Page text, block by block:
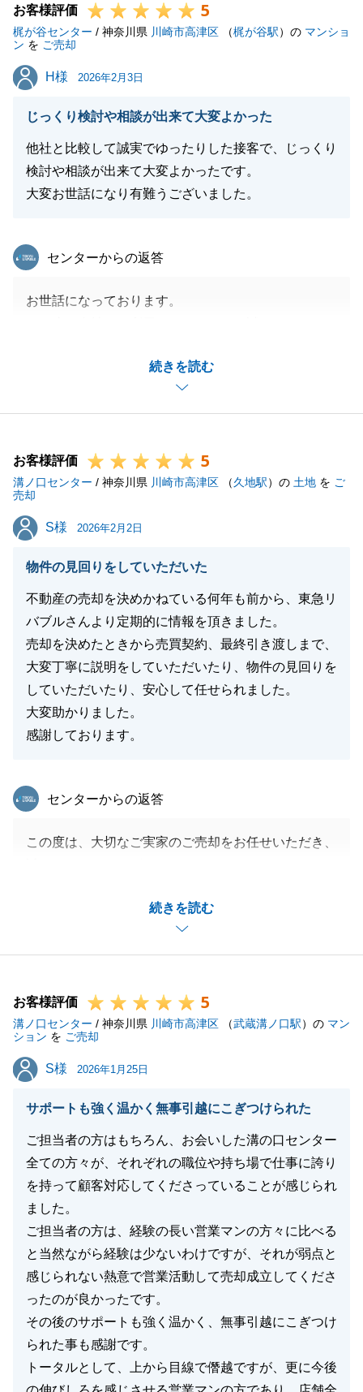
という一心で、個人の方への販売だけでなく、当社の
持つ独自のネットワークを駆使し、プロの買取業者へ
の打診を含めたあらゆる可能性を模索してまいりまし
た。
いただけるベストなパートナーを見つけ出し、無事に
ご成約へと繋げられたことを心から嬉しく思っており
ます。
不動産売却には一つとして同じケースはなく、時には
「絆」があったからこその結果だと確信しておりま
お取引は完了いたしましたが、溝ノ口センターはこれ
新生活が光り輝く素晴らしいものとなりますよう、心
閉じる
お客様評価 5
梶が谷センター / 神奈川県 川崎市高津区 （梶が谷駅）の マンショ
ン を ご売却
H様
H様 2026年2月3日
じっくり検討や相談が出来て大変よかった
他社と比較して誠実でゆったりした接客で、じっくり
検討や相談が出来て大変よかったです。
大変お世話になり有難うございました。
続きを読む
東急リバブル
センターからの返答
お世話になっております。
お褒めのお言葉をいただきまして光栄でございます。
大切なご自宅を気に入って引き継いでいただける買主
様が見つかり、とても良いお取引ができたこと私も嬉
今後もまた何かございましたらお気軽にご相談くださ
いませ。何卒、宜しくお願いいたします。
お客様評価 5
溝ノ口センター / 神奈川県 川崎市高津区 （久地駅）の 土地 を ご
売却
S様
S様 2026年2月2日
物件の見回りをしていただいた
不動産の売却を決めかねている何年も前から、東急リ
バブルさんより定期的に情報を頂きました。
売却を決めたときから売買契約、最終引き渡しまで、
大変丁寧に説明をしていただいたり、物件の見回りを
していただいたり、安心して任せられました。
大変助かりました。
感謝しております。
続きを読む
東急リバブル
センターからの返答
この度は、大切なご実家のご売却をお任せいただき、
して選んでいただけたことは不動産仲介担当として大
また、契約からお引き渡しまで、大切なお住まいの見
いです。
S様から「感謝しております」というお言葉をいただ
き、身の引き締まる思いとともに、大きな励みをいた
だきました。
気軽にご相談ください。
お客様の末永いご多幸を、心よりお祈り申し上げま
す。
閉じる
お客様評価 5
溝ノ口センター / 神奈川県 川崎市高津区 （武蔵溝ノ口駅）の マン
ション を ご売却
S様
S様 2026年1月25日
サポートも強く温かく無事引越にこぎつけられた
ご担当者の方はもちろん、お会いした溝の口センター
全ての方々が、それぞれの職位や持ち場で仕事に誇り
を持って顧客対応してくださっていることが感じられ
ました。
ご担当者の方は、経験の長い営業マンの方々に比べる
と当然ながら経験は少ないわけですが、それが弱点と
感じられない熱意で営業活動して売却成立してくださ
ったのが良かったです。
その後のサポートも強く温かく、無事引越にこぎつけ
られた事も感謝です。
トータルとして、上から目線で僭越ですが、更に今後